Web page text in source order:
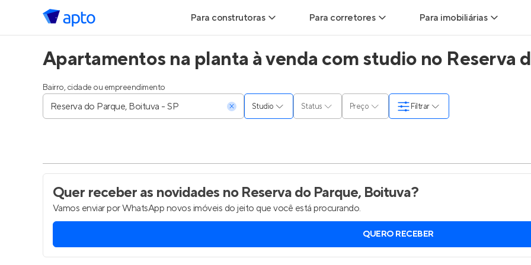
Para construtoras
Geração de Leads
Geração de Vendas
Anunciar Imóveis
Para corretores
Leads para Corretores
Parcerias imobiliárias
Anunciar imóveis
Entrar no Painel de Clientes
Para imobiliárias
Leads para Imobiliárias
Anunciar imóveis
Apartamentos na planta à venda com studio no Reserva
Bairro, cidade ou empreendimento
Studio Status Preço Filtrar
Quer receber as novidades no Reserva do Parque, Boituva?
Vamos enviar por WhatsApp novos imóveis do jeito que você está procurando.
QUERO RECEBER